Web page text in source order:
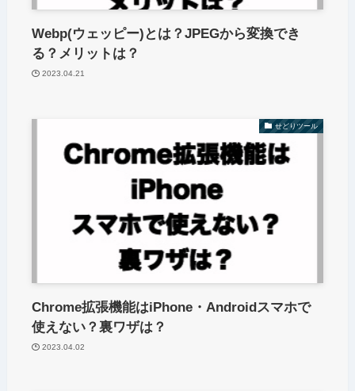
Webp(ウェッピー)とは？JPEGから変換でき
る？メリットは？
2023.04.21
せどりツール
Chrome拡張機能はiPhone・Androidスマホで
使えない？裏ワザは？
2023.04.02